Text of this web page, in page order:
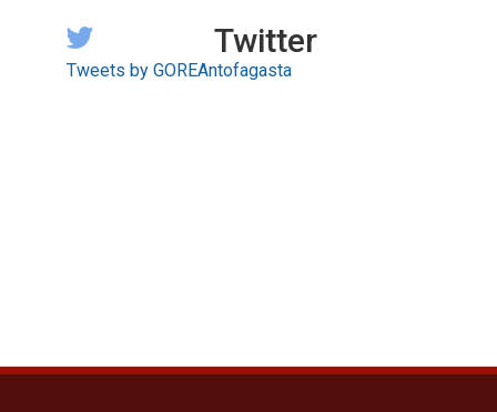
Twitter
Tweets by GOREAntofagasta